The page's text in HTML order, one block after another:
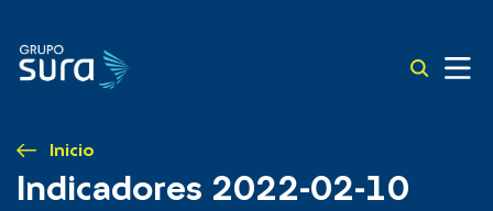
Inicio
Indicadores 2022-02-10